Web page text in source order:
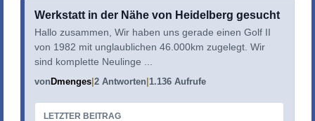
Werkstatt in der Nähe von Heidelberg gesucht
Hallo zusammen, Wir haben uns gerade einen Golf II
von 1982 mit unglaublichen 46.000km zugelegt. Wir
sind komplette Neulinge ...
vonDmenges 2 Antworten 1.136 Aufrufe
LETZTER BEITRAG